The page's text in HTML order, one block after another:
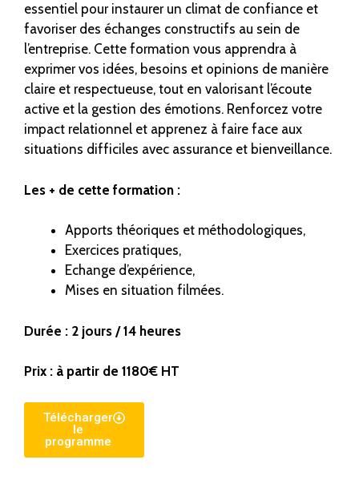
essentiel pour instaurer un climat de confiance et
favoriser des échanges constructifs au sein de
l’entreprise. Cette formation vous apprendra à
exprimer vos idées, besoins et opinions de manière
claire et respectueuse, tout en valorisant l’écoute
active et la gestion des émotions. Renforcez votre
impact relationnel et apprenez à faire face aux
situations difficiles avec assurance et bienveillance.
Les + de cette formation :
Apports théoriques et méthodologiques,
Exercices pratiques,
Echange d’expérience,
Mises en situation filmées.
Durée : 2 jours / 14 heures
Prix : à partir de 1180€ HT
Télécharger
le
programme